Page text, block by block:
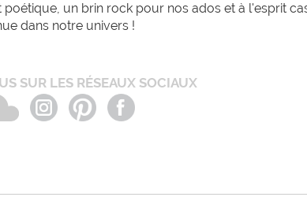
un brin rock pour nos ados et à l'esprit
dans notre univers !
SUR LES RÉSEAUX SOCIAUX